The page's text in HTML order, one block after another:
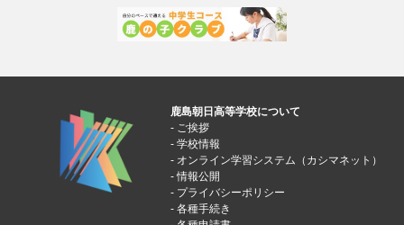
鹿島朝日高等学校について
ご挨拶
学校情報
オンライン学習システム（カシマネット）
情報公開
プライバシーポリシー
各種手続き